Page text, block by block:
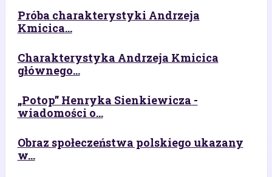
Próba charakterystyki Andrzeja
Kmicica...
Charakterystyka Andrzeja Kmicica
głównego...
„Potop” Henryka Sienkiewicza -
wiadomości o...
Obraz społeczeństwa polskiego ukazany
w...